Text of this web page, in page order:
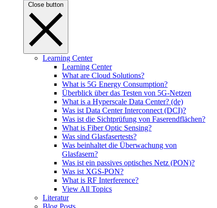
Close button
Learning Center
Learning Center
What are Cloud Solutions?
What is 5G Energy Consumption?
Überblick über das Testen von 5G-Netzen
What is a Hyperscale Data Center? (de)
Was ist Data Center Interconnect (DCI)?
Was ist die Sichtprüfung von Faserendflächen?
What is Fiber Optic Sensing?
Was sind Glasfasertests?
Was beinhaltet die Überwachung von
Glasfasern?
Was ist ein passives optisches Netz (PON)?
Was ist XGS-PON?
What is RF Interference?
View All Topics
Literatur